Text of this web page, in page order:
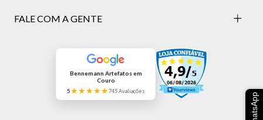
WhatsApp
FALE COM A GENTE
Bennemann Artefatos em
Couro
5★★★★★745 Avaliações